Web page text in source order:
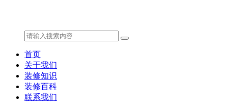
首页
关于我们
装修知识
装修百科
联系我们